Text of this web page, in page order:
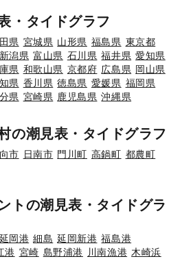
・タイドグラフ
県 宮城県 山形県 福島県 東京都
新潟県 富山県 石川県 福井県 愛知県
県 和歌山県 京都府 広島県 岡山県
県 香川県 徳島県 愛媛県 福岡県
県 宮崎県 鹿児島県 沖縄県
の潮見表・タイドグラフ
市 日南市 門川町 高鍋町 都農町
トの潮見表・タイドグラ
延岡港 細島 延岡新港 福島港
港 宮崎 島野浦港 川南漁港 木崎浜